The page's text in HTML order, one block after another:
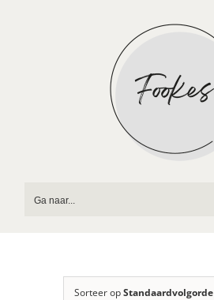
Ga naar...
Sorteer opStandaardvolgorde